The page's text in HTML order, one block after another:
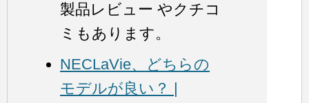
製品レビュー やクチコ
ミもあります。
NECLaVie、どちらの
モデルが良い？ |